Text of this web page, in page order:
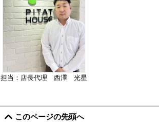
担当：店長代理 西澤 光星
このページの先頭へ